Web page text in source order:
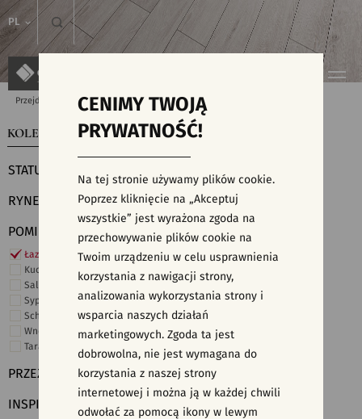
PL
Przejdź do strony głównej Kolekcje
KOLEKCJE WYSZUKIWARKA PŁYTEK
STATUS
RYNEK
POMIESZCZENIE
Łazienka
Kuchnia
Salon i hol
Sypialnia
Schody
Wnętrza komercyjne
Taras i ogród
PRZEZNACZENIE
INSPIRACJE
CENIMY TWOJĄ
PRYWATNOŚĆ!
Na tej stronie używamy plików cookie.
Poprzez kliknięcie na „Akceptuj
wszystkie” jest wyrażona zgoda na
przechowywanie plików cookie na
Twoim urządzeniu w celu usprawnienia
korzystania z nawigacji strony,
analizowania wykorzystania strony i
wsparcia naszych działań
marketingowych. Zgoda ta jest
dobrowolna, nie jest wymagana do
korzystania z naszej strony
internetowej i można ją w każdej chwili
odwołać za pomocą ikony w lewym